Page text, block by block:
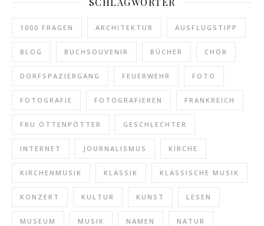
1000 FRAGEN ARCHITEKTUR AUSFLUGSTIPP
BLOG BUCHSOUVENIR BÜCHER CHOR
DORFSPAZIERGANG FEUERWEHR FOTO
FOTOGRAFIE FOTOGRAFIEREN FRANKREICH
FRU ÖTTENPÖTTER GESCHLECHTER
INTERNET JOURNALISMUS KIRCHE
KIRCHENMUSIK KLASSIK KLASSISCHE MUSIK
KONZERT KULTUR KUNST LESEN
MUSEUM MUSIK NAMEN NATUR